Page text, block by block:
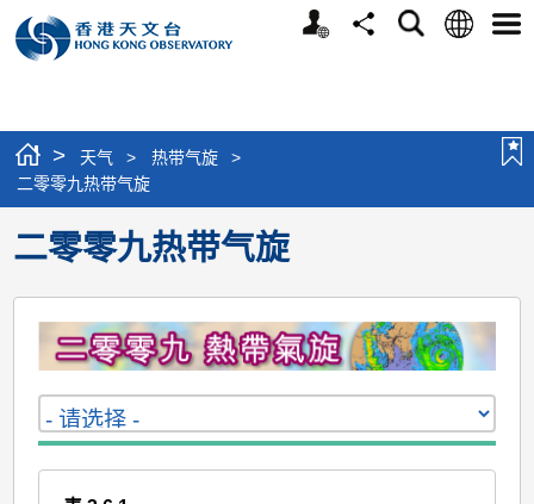
个
分
搜
语
选
> 天气 > 热带气旋
>
二零零九热带气旋
二零零九热带气旋